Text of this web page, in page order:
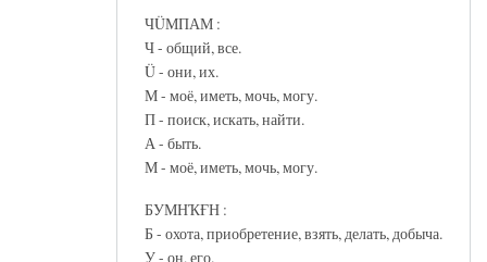
ЧÜМПАМ :
Ч - общий, все.
Ü - они, их.
М - моё, иметь, мочь, могу.
П - поиск, искать, найти.
А - быть.
М - моё, иметь, мочь, могу.
БУМНҠҒН :
Б - охота, приобретение, взять, делать, добыча.
У - он, его.